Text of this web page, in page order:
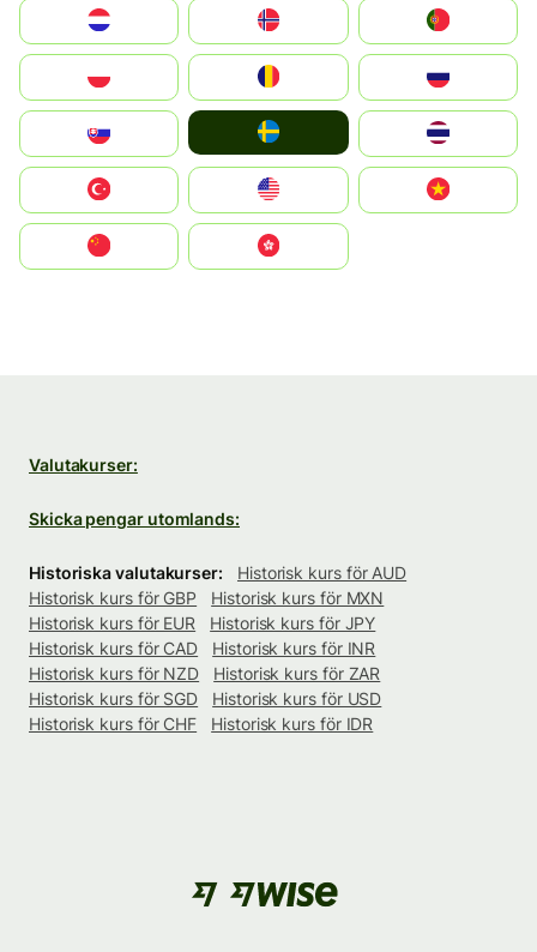
United States
中國香港特別行政區
Valutakurser:
Skicka pengar utomlands:
Historiska valutakurser:
Historisk kurs för AUD
Historisk kurs för GBP
Historisk kurs för MXN
Historisk kurs för EUR
Historisk kurs för JPY
Historisk kurs för CAD
Historisk kurs för INR
Historisk kurs för NZD
Historisk kurs för ZAR
Historisk kurs för SGD
Historisk kurs för USD
Historisk kurs för CHF
Historisk kurs för IDR